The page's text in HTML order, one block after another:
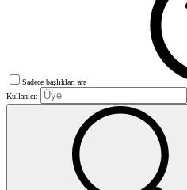
Sadece başlıkları ara
Kullanıcı: